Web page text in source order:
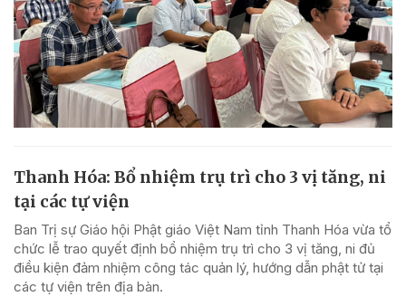
Thanh Hóa: Bổ nhiệm trụ trì cho 3 vị tăng, ni
tại các tự viện
Ban Trị sự Giáo hội Phật giáo Việt Nam tỉnh Thanh Hóa vừa tổ
chức lễ trao quyết định bổ nhiệm trụ trì cho 3 vị tăng, ni đủ
điều kiện đảm nhiệm công tác quản lý, hướng dẫn phật tử tại
các tự viện trên địa bàn.